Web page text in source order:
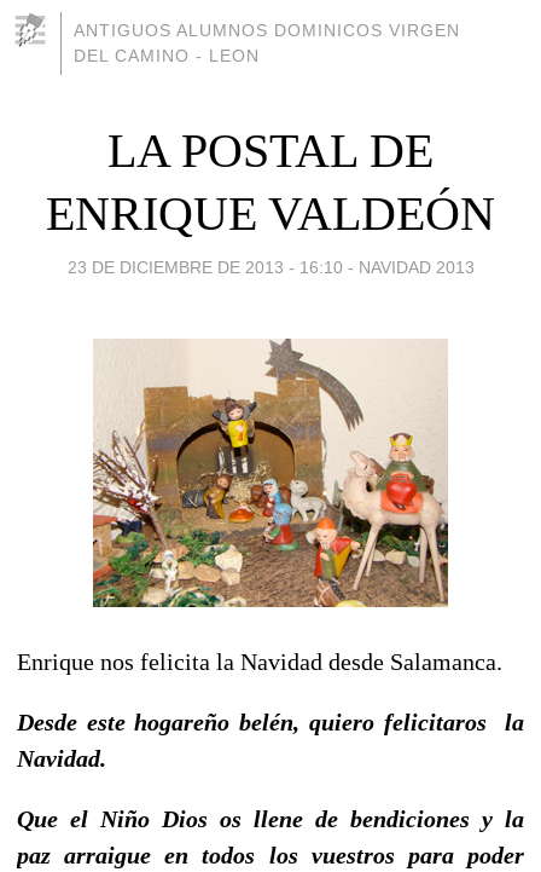
ANTIGUOS ALUMNOS DOMINICOS VIRGEN
DEL CAMINO - LEON
LA POSTAL DE
ENRIQUE VALDEÓN
23 DE DICIEMBRE DE 2013 - 16:10 - NAVIDAD 2013
Enrique nos felicita la Navidad desde Salamanca.
Desde este hogareño belén, quiero felicitaros la
Navidad.
Que el Niño Dios os llene de bendiciones y la
pazarraigue en todos los vuestros para poder